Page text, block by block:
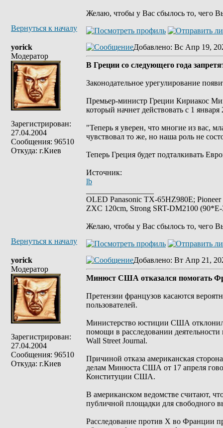
Желаю, чтобы у Вас сбылось то, чего
Вернуться к началу
yorick
Модератор
Зарегистрирован:
27.04.2004
Сообщения: 96510
Откуда: г.Киев
Добавлено: Вс Апр 19,
В Греции со следующего года
Законодательное урегулирование
Премьер-министр Греции Кириакос
который начнет действовать с 1
"Теперь я уверен, что многие из вас,
чувствовал то же, но наша роль не
Теперь Греция будет подталкивать
Источник:
lb
OLED Panasonic TX-65HZ980E;
ZXC 120cm, Strong SRT-DM2100
Желаю, чтобы у Вас сбылось то, чего
Вернуться к началу
yorick
Модератор
Зарегистрирован:
27.04.2004
Сообщения: 96510
Откуда: г.Киев
Добавлено: Вт Апр 21,
Минюст США отказался помогать
Претензии французов касаются
пользователей.
Министерство юстиции США
помощи в расследовании
Wall Street Journal.
Причиной отказа американская
делам Минюста США от 17 апреля
Конституции США.
В американском ведомстве считают,
публичной площадки для свободного
Расследование против X во Франции